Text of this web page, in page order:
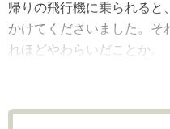
帰りの飛行機に乗られると
かけてくださいました。そ
れほどやわらいだことか。